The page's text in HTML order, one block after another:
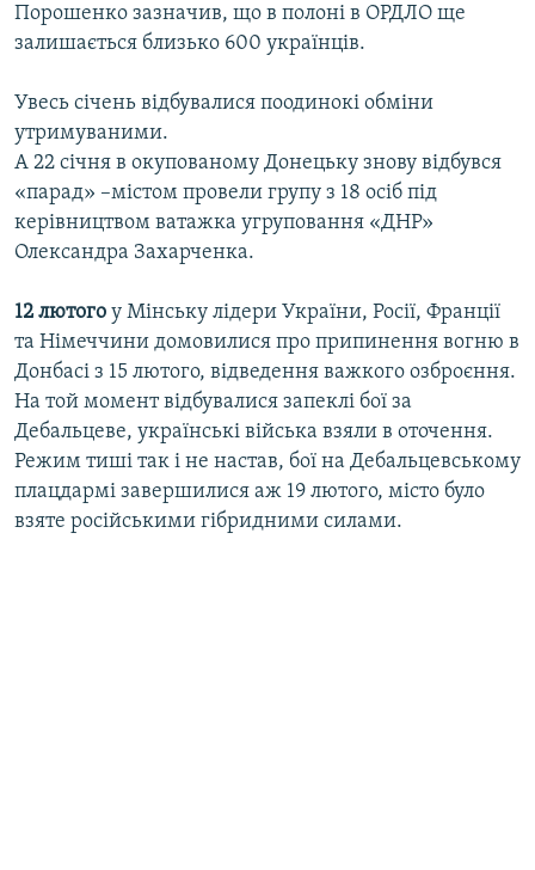
Порошенко зазначив, що в полоні в ОРДЛО ще
залишається близько 600 українців.
Увесь січень відбувалися поодинокі обміни
утримуваними.
А 22 січня в окупованому Донецьку знову відбувся
«парад» –містом провели групу з 18 осіб під
керівництвом ватажка угруповання «ДНР»
Олександра Захарченка.
12 лютого у Мінську лідери України, Росії, Франції
та Німеччини домовилися про припинення вогню в
Донбасі з 15 лютого, відведення важкого озброєння.
На той момент відбувалися запеклі бої за
Дебальцеве, українські війська взяли в оточення.
Режим тиші так і не настав, бої на Дебальцевському
плацдармі завершилися аж 19 лютого, місто було
взяте російськими гібридними силами.